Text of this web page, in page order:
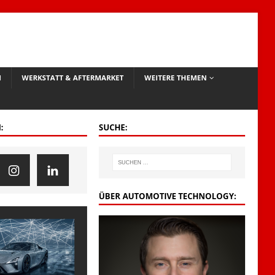
WERKSTATT & AFTERMARKET WEITERE THEMEN
SUCHE:
ÜBER AUTOMOTIVE TECHNOLOGY: